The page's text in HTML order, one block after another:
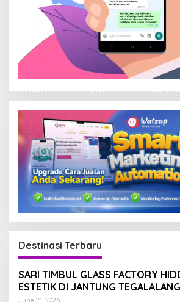
Destinasi Terbaru
SARI TIMBUL GLASS FACTORY
ESTETIK DI JANTUNG
June 21, 2026